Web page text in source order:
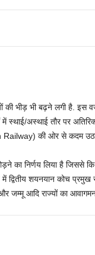
की भीड़ भी बढ़ने लगी है.
में स्‍थाई/अस्‍थाई तौर पर
Railway) की ओर से कदम
का न‍िर्णय ल‍िया है ज‍िससे
में द्व‍ितीय शयनयान कोच
जम्‍मू आद‍ि राज्‍यों का